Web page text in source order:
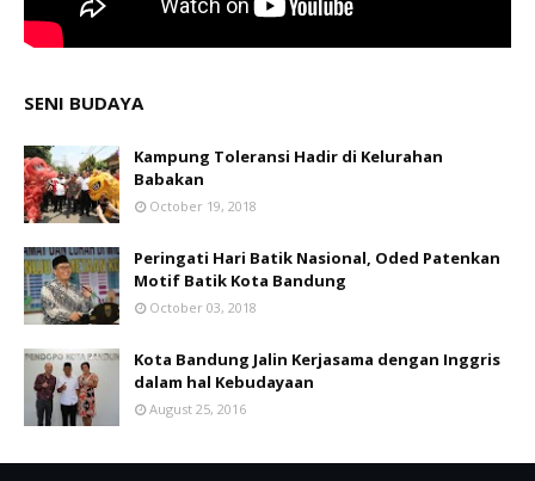
SENI BUDAYA
Kampung Toleransi Hadir di Kelurahan
Babakan
October 19, 2018
Peringati Hari Batik Nasional, Oded Patenkan
Motif Batik Kota Bandung
October 03, 2018
Kota Bandung Jalin Kerjasama dengan Inggris
dalam hal Kebudayaan
August 25, 2016